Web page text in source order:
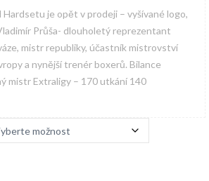
Hardsetu je opět v prodeji – vyšívané logo,
Průša- dlouholetý reprezentant
mistr republiky, účastník mistrovství
a nynější trenér boxerů. Bilance
mistr Extraligy – 170 utkání 140